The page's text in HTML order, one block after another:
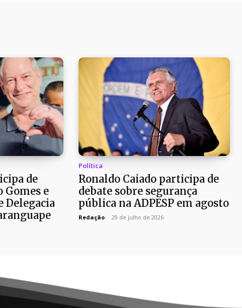
de
Gomes e
Delegacia
Política
Ronaldo Caiado participa de
debate sobre segurança
pública na ADPESP em agosto
Redação - 29 de julho de 2026